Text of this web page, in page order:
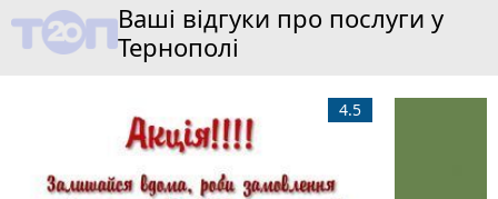
Ваші відгуки про послуги у
Тернополі
4.5